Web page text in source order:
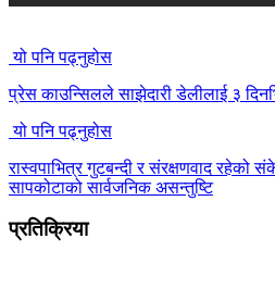
यो पनि पढ्नुहोस
प्रेस काउन्सिलले साझेदारी डेलीलाई ३
यो पनि पढ्नुहोस
रास्वपाभित्र गुटबन्दी र संरक्षणवाद रहेको
सापकोटाको सार्वजनिक असन्तुष्टि
प्रतिक्रिया